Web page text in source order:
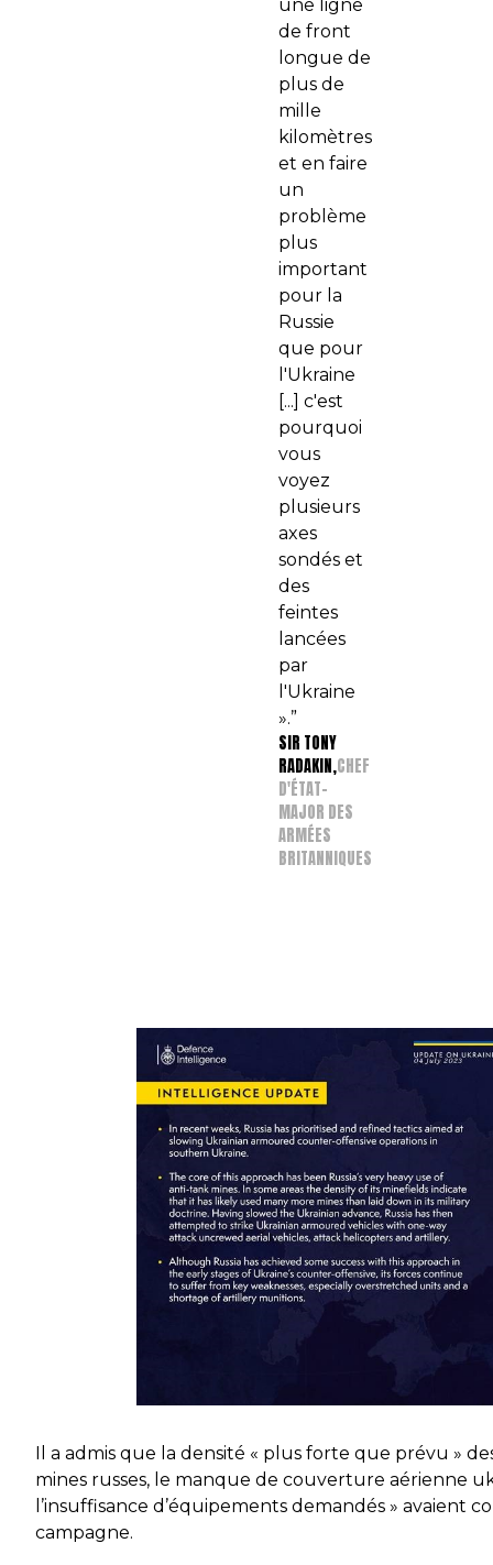
une ligne
de front
longue de
plus de
mille
kilomètres
et en faire
un
problème
plus
important
pour la
Russie
que pour
l'Ukraine
[...] c'est
pourquoi
vous
voyez
plusieurs
axes
sondés et
des
feintes
lancées
par
l'Ukraine
».
SIR TONY
RADAKIN,CHEF
D'ÉTAT-
MAJOR DES
ARMÉES
BRITANNIQUES
Il a admis que la densité « plus forte que prévu »
mines russes, le manque de couverture aérienne
l’insuffisance d’équipements demandés » avaient
campagne.